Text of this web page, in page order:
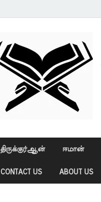
திருக்குர்ஆன் ஈமான்
CONTACT US ABOUT US